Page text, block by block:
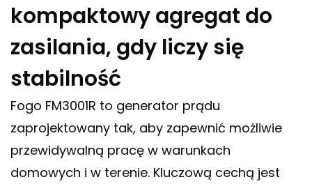
kompaktowy agregat do
zasilania, gdy liczy się
stabilność
Fogo FM3001R to generator prądu
zaprojektowany tak, aby zapewnić możliwie
przewidywalną pracę w warunkach
domowych i w terenie. Kluczową cechą jest